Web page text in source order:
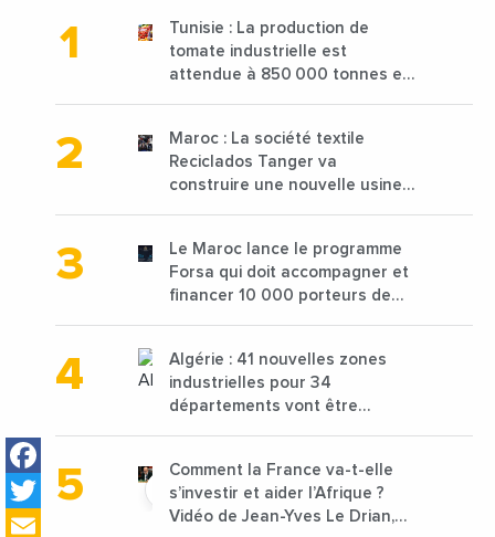
Facebook
Twitter
Tunisie : La production de
tomate industrielle est
attendue à 850 000 tonnes en
Maroc : La société textile
Reciclados Tanger va
construire une nouvelle usine
Le Maroc lance le programme
Forsa qui doit accompagner et
financer 10 000 porteurs de
Algérie : 41 nouvelles zones
industrielles pour 34
départements vont être
Comment la France va-t-elle
s’investir et aider l’Afrique ?
Vidéo de Jean-Yves Le Drian,